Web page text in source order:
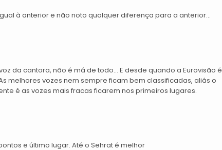
à anterior e não noto qualquer diferença para a anterior...
da cantora, não é má de todo... E desde quando a Eurovisão é
melhores vozes nem sempre ficam bem classificadas, aliás o
é as vozes mais fracas ficarem nos primeiros lugares.
pontos e último lugar. Até o Sehrat é melhor